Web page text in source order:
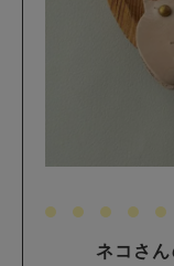
ネコさ